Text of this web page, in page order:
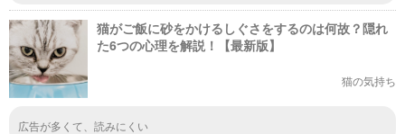
猫がご飯に砂をかけるしぐさをするのは何故？隠れ
た6つの心理を解説！【最新版】
猫の気持ち
広告が多くて、読みにくい